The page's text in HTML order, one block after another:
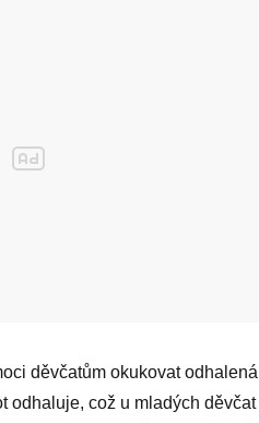
děvčatům okukovat
odhaluje, což u mladých